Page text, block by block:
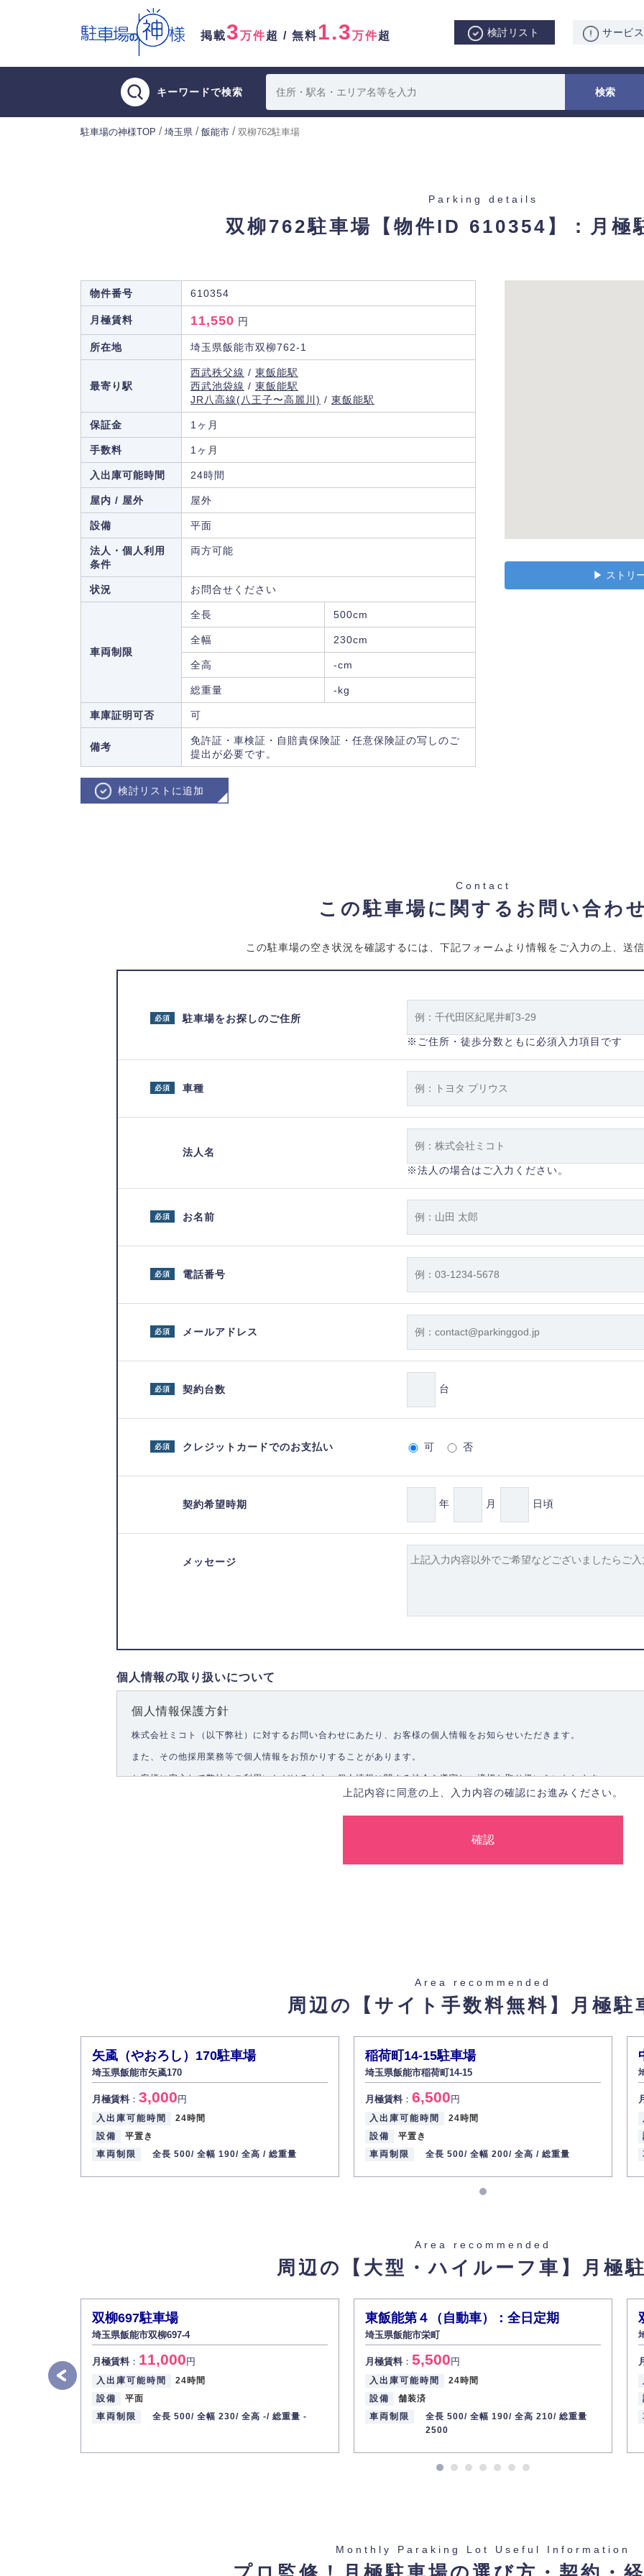
掲載3万件超 / 無料1.3万件超 検討リスト サービ
キーワードで検索
駐車場の神様TOP / 埼玉県 / 飯能市 / 双柳762駐車場
Parking details
双柳762駐車場 【物件ID 610354】：月極
物件番号 610354
月極賃料 11,550 円
所在地 埼玉県飯能市双柳762-1
最寄り駅
西武秩父線 / 東飯能駅
西武池袋線 / 東飯能駅
JR八高線(八王子〜高麗川) / 東飯能駅
保証金 1ヶ月
手数料 1ヶ月
入出庫可能時間 24時間
屋内 / 屋外 屋外
設備 平面
法人・個人利用
条件
両方可能
状況 お問合せください
車両制限
全長 500cm
全幅 230cm
全高 -cm
総重量 -kg
車庫証明可否 可
備考
免許証・車検証・自賠責保険証・任意保険証の写しのご
提出が必要です。
検討リストに追加
▶︎ ストリ
Contact
この駐車場に関するお問い合わせ
この駐車場の空き状況を確認するには、下記フォームより情報をご入力の上、送信
駐車場をお探しのご住所
必須
※ご住所・徒歩分数ともに必須入力項目です
車種
必須
法人名
※法人の場合はご入力ください。
お名前
必須
電話番号
必須
メールアドレス
必須
契約台数
必須 台
クレジットカードでのお支払い
必須 可 否
契約希望時期 年 月 日頃
メッセージ
個人情報の取り扱いについて
個人情報保護方針
株式会社ミコト（以下弊社）に対するお問い合わせにあたり、お客様の個人情報をお知らせいただきます。
また、その他採用業務等で個人情報をお預かりすることがあります。
お客様に安心して弊社をご利用いただけるよう、個人情報に関する法令を遵守し、適切な取り扱いをいたします。
弊社は、お客様に対して偽りや不正な方法を取ることなく、適正に個人情報を取得いたします。
法的義務など正当な理由に基づく要請があった場合を除き、お客様の個人情報をご本人の同意なく第三者に提供いたしませ
お客様ご本人から自己の個人情報開示の請求があった場合、すみやかに開示いたします（ご本人であることが確認できな
また、個人情報の内容に誤りがあり、ご本人から訂正・追加・削除の請求がある場合は適切に対応いたします。
6.個人情報管理の社内教育
弊社社員全員が、個人情報の取り扱いについての重要性を理解し、より適切に管理するよう社内教育を実施してまいりま
株式会社ミコト
代表取締役社長 野口 幸男
上記内容に同意の上、入力内容の確認にお進みください。
Area recommended
周辺の【サイト手数料無料】 月極駐
矢颪（やおろし）170駐車場
埼玉県飯能市矢颪170
月極賃料： 3,000円
入出庫可能時間
24時間
設備
平置き
車両制限
全長 500/ 全幅 190/ 全高 / 総重量
稲荷町14-15駐車場
埼玉県飯能市稲荷町14-15
月極賃料： 6,500円
入出庫可能時間
24時間
設備
平置き
車両制限
全長 500/ 全幅 200/ 全高 / 総重量
Area recommended
周辺の【大型・ハイルーフ車】 月極
双柳697駐車場
埼玉県飯能市双柳697-4
月極賃料： 11,000円
入出庫可能時間
24時間
設備
平面
車両制限
全長 500/ 全幅 230/ 全高 -/ 総重量 -
東飯能第４（自動車）：全日定期
埼玉県飯能市栄町
月極賃料： 5,500円
入出庫可能時間
24時間
設備
舗装済
車両制限
全長 500/ 全幅 190/ 全高 210/ 総重量
2500
Monthly Paraking Lot Useful Information